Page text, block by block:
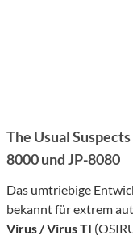
The Usual
8000 und JP-8080
Das umtriebige
bekannt für extrem
Virus / Virus TI